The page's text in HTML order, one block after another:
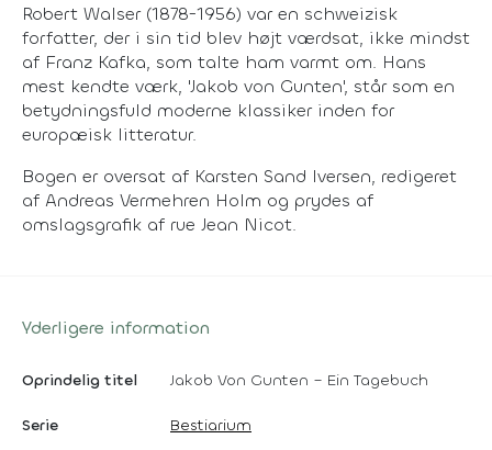
Robert Walser (1878-1956) var en schweizisk
forfatter, der i sin tid blev højt værdsat, ikke mindst
af Franz Kafka, som talte ham varmt om. Hans
mest kendte værk, 'Jakob von Gunten', står som en
betydningsfuld moderne klassiker inden for
europæisk litteratur.
Bogen er oversat af Karsten Sand Iversen, redigeret
af Andreas Vermehren Holm og prydes af
omslagsgrafik af rue Jean Nicot.
Yderligere information
Oprindelig titel Jakob Von Gunten – Ein Tagebuch
Serie Bestiarium